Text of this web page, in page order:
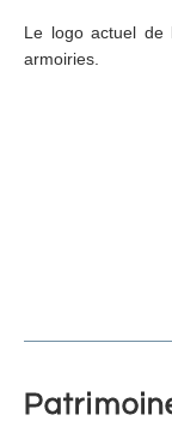
Le logo actuel de
armoiries.